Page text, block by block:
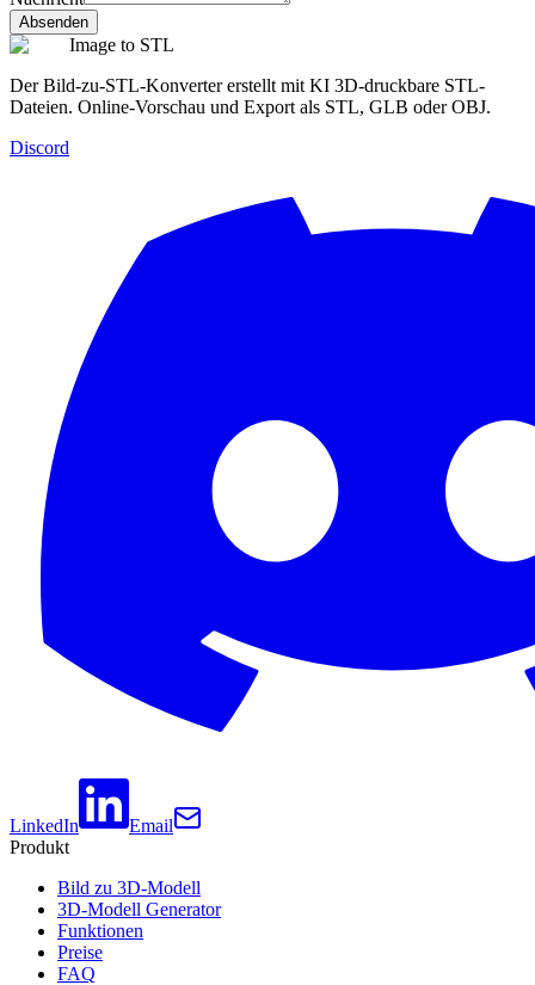
Absenden
Image to STL
Der Bild-zu-STL-Konverter erstellt mit KI 3D-druckbare STL-
Dateien. Online-Vorschau und Export als STL, GLB oder OBJ.
Discord
LinkedIn
Email
Produkt
Bild zu 3D-Modell
3D-Modell Generator
Funktionen
Preise
FAQ